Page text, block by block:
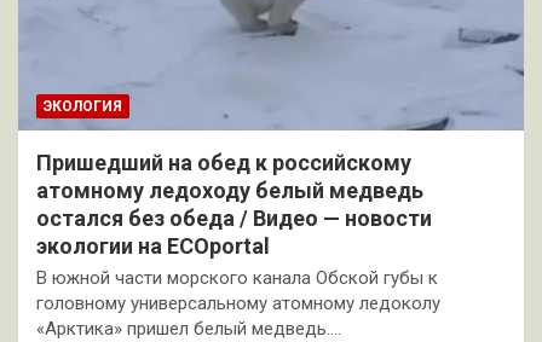
ЭКОЛОГИЯ
Пришедший на обед к российскому
атомному ледоходу белый медведь
остался без обеда / Видео — новости
экологии на ECOportal
В южной части морского канала Обской губы к
головному универсальному атомному ледоколу
«Арктика» пришел белый медведь.…